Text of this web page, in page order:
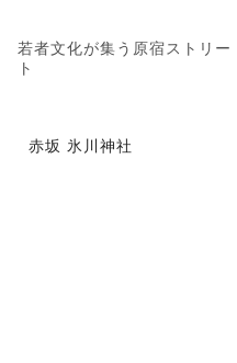
若者文化が集う原宿ストリー
ト
赤坂 氷川神社